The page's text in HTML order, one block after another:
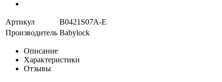
Артикул
B0421S07A-E
Производитель Babylock
Описание
Характеристики
Отзывы